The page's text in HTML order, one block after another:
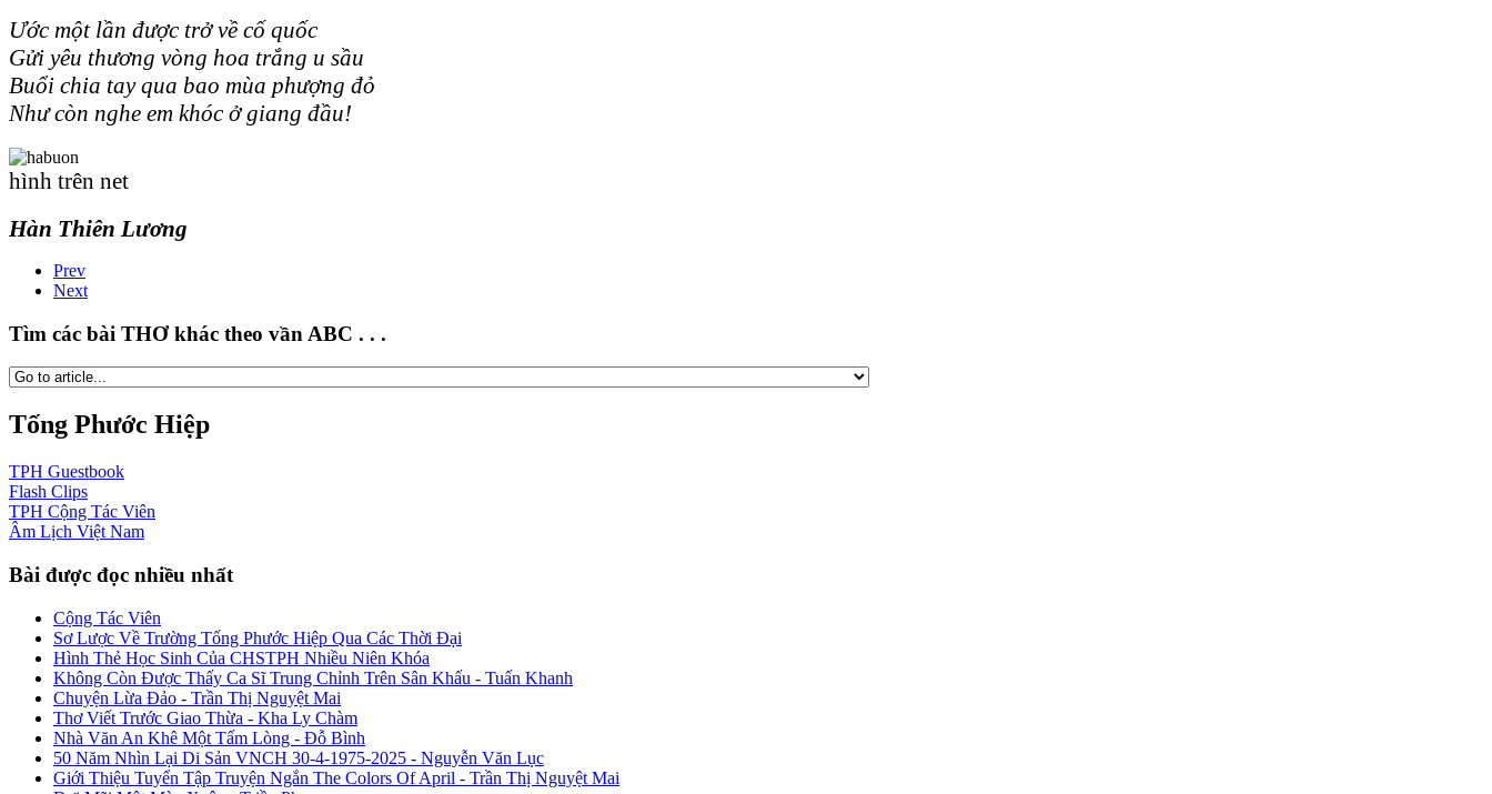
Ước một lần được trở về cố quốc
Gửi yêu thương vòng hoa trắng u sầu
Buổi chia tay qua bao mùa phượng đỏ
Như còn nghe em khóc ở giang đầu!
hình trên net
Hàn Thiên Lương
Prev
Next
Tìm các bài THƠ khác theo vần ABC . . .
Tống Phước Hiệp
TPH Guestbook
Flash Clips
TPH Cộng Tác Viên
Âm Lịch Việt Nam
Bài được đọc nhiều nhất
Cộng Tác Viên
Sơ Lược Về Trường Tống Phước Hiệp Qua Các Thời Đại
Hình Thẻ Học Sinh Của CHSTPH Nhiều Niên Khóa
Không Còn Được Thấy Ca Sĩ Trung Chỉnh Trên Sân Khấu - Tuấn Khanh
Chuyện Lừa Đảo - Trần Thị Nguyệt Mai
Thơ Viết Trước Giao Thừa - Kha Ly Chàm
Nhà Văn An Khê Một Tấm Lòng - Đỗ Bình
50 Năm Nhìn Lại Di Sản VNCH 30-4-1975-2025 - Nguyễn Văn Lục
Giới Thiệu Tuyển Tập Truyện Ngắn The Colors Of April - Trần Thị Nguyệt Mai